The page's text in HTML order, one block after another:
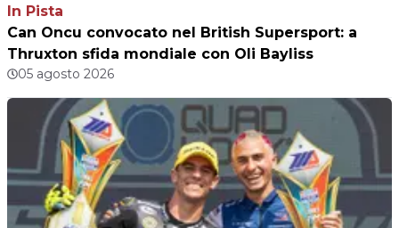
In Pista
Can Oncu convocato nel British Supersport: a
Thruxton sfida mondiale con Oli Bayliss
05 agosto 2026